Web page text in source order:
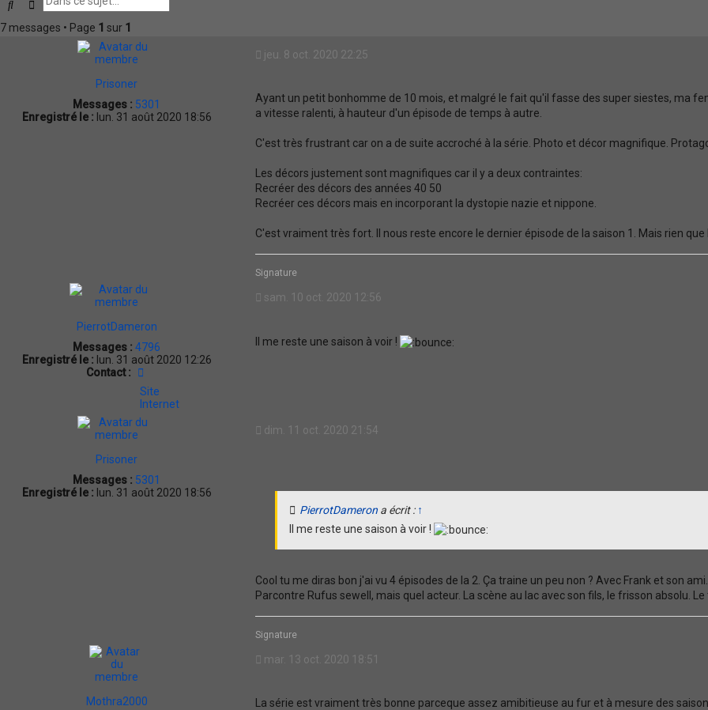
RechercherRecherche avancée
7 messages • Page 1 sur 1
Prisoner
Messages : 5301
Enregistré le : lun. 31 août 2020 18:56
jeu. 8 oct. 2020 22:25
Ayant un petit bonhomme de 10 mois, et malgré le fait qu'il fasse des super siestes, ma
a vitesse ralenti, à hauteur d'un épisode de temps à autre.
C'est très frustrant car on a de suite accroché à la série. Photo et décor magnifique.
Les décors justement sont magnifiques car il y a deux contraintes:
Recréer des décors des années 40 50
Recréer ces décors mais en incorporant la dystopie nazie et nippone.
C'est vraiment très fort. Il nous reste encore le dernier épisode de la saison 1. Mais rien
Signature
PierrotDameron
Messages : 4796
Enregistré le : lun. 31 août 2020 12:26
Contact :
Contacter
PierrotDameron
Site
Internet
sam. 10 oct. 2020 12:56
Il me reste une saison à voir !
Prisoner
Messages : 5301
Enregistré le : lun. 31 août 2020 18:56
dim. 11 oct. 2020 21:54
PierrotDamerona écrit : ↑
Il me reste une saison à voir !
Cool tu me diras bon j'ai vu 4 épisodes de la 2. Ça traine un peu non ? Avec Frank et son
Parcontre Rufus sewell, mais quel acteur. La scène au lac avec son fils, le frisson absolu.
Signature
Mothra2000
mar. 13 oct. 2020 18:51
La série est vraiment très bonne parceque assez amibitieuse au fur et à mesure des